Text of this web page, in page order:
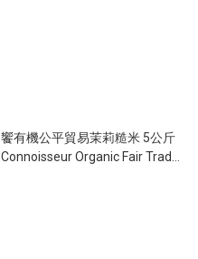
饗有機公平貿易茉莉糙米 5公斤
Connoisseur Organic Fair Trade